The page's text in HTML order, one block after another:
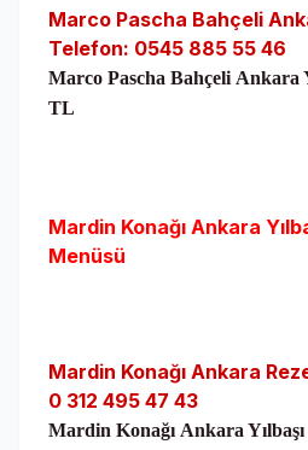
Marco Pascha Bahçeli
Telefon: 0545 885 55 46
Marco Pascha Bahçeli Ankara
TL
Mardin Konağı Ankara
Menüsü
Mardin Konağı Ankara
0 312 495 47 43
Mardin Konağı Ankara